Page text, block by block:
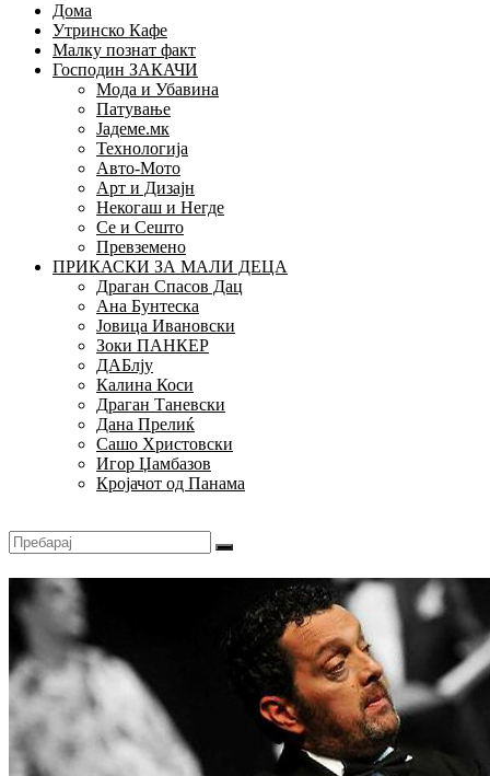
Дома
Утринско Кафе
Малку познат факт
Господин ЗАКАЧИ
Мода и Убавина
Патување
Јадеме.мк
Технологија
Авто-Мото
Арт и Дизајн
Некогаш и Негде
Се и Сешто
Превземено
ПРИКАСКИ ЗА МАЛИ ДЕЦА
Драган Спасов Дац
Ана Бунтеска
Јовица Ивановски
Зоки ПАНКЕР
ДАБлју
Калина Коси
Драган Таневски
Дана Прелиќ
Сашо Христовски
Игор Џамбазов
Кројачот од Панама